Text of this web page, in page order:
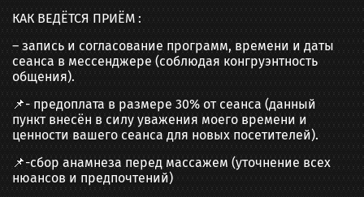
КАК ВЕДЁТСЯ ПРИЁМ :
– запись и согласование программ, времени и даты
сеанса в мессенджере (соблюдая конгруэнтность
общения).
📌- предоплата в размере 30% от сеанса (данный
пункт внесён в силу уважения моего времени и
ценности вашего сеанса для новых посетителей).
📌-сбор анамнеза перед массажем (уточнение всех
нюансов и предпочтений)